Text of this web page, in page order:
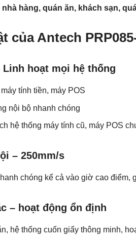
nhà hàng, quán ăn, khách sạn,
của Antech
Linh hoạt mọi hệ thống
tính tiền, máy POS
nội bộ nhanh chóng
hệ thống máy tính cũ, máy POS
– 250mm/s
chóng kể cả vào giờ cao điểm,
– hoạt động ổn định
hệ thống cuốn giấy thông minh,